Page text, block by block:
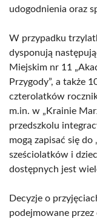
udogodnienia oraz
W przypadku
dysponują
Miejskim nr 11
Przygody”, a także
czterolatków
m.in. w „Krainie
przedszkolu
mogą zapisać się do
sześciolatków i
dostępnych jest
Decyzje o
podejmowane